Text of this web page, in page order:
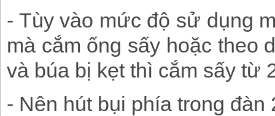
- Tùy vào mức độ sử dụng
mà cắm ống sấy hoặc theo
và búa bị kẹt thì cắm sấy từ
- Nên hút bụi phía trong đàn